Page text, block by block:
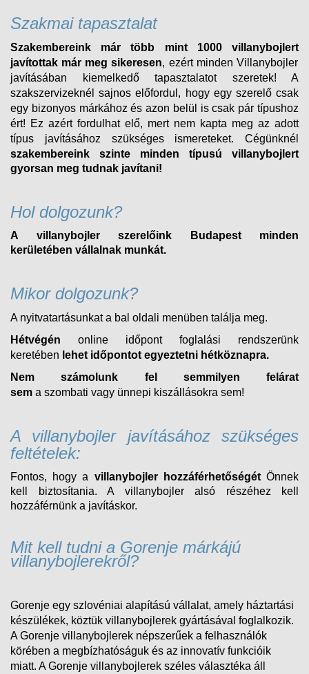
Szakmai tapasztalat
Szakembereink már több mint 1000 villanybojlert
javítottak már meg sikeresen, ezért minden Villanybojler
javításában kiemelkedő tapasztalatot szeretek! A
szakszervizeknél sajnos előfordul, hogy egy szerelő csak
egy bizonyos márkához és azon belül is csak pár típushoz
ért! Ez azért fordulhat elő, mert nem kapta meg az adott
típus javításához szükséges ismereteket. Cégünknél
szakembereink szinte minden típusú villanybojlert
gyorsan meg tudnak javítani!
Hol dolgozunk?
A villanybojler szerelőink Budapest minden
kerületében vállalnak munkát.
Mikor dolgozunk?
A nyitvatartásunkat a bal oldali menüben találja meg.
Hétvégén online időpont foglalási rendszerünk
keretében lehet időpontot egyeztetni hétköznapra.
Nem számolunk fel semmilyen felárat
sem a szombati vagy ünnepi kiszállásokra sem!
A villanybojler javításához szükséges
feltételek:
Fontos, hogy a villanybojler hozzáférhetőségétÖnnek
kell biztosítania. A villanybojler alsó részéhez kell
hozzáférnünk a javításkor.
Mit kell tudni a Gorenje márkájú
villanybojlerekről?
Gorenje egy szlovéniai alapítású vállalat, amely háztartási
készülékek, köztük villanybojlerek gyártásával foglalkozik.
A Gorenje villanybojlerek népszerűek a felhasználók
körében a megbízhatóságuk és az innovatív funkcióik
miatt. A Gorenje villanybojlerek széles választéka áll